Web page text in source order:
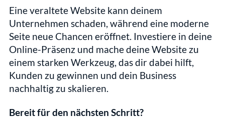
Eine veraltete Website kann deinem
Unternehmen schaden, während eine moderne
Seite neue Chancen eröffnet. Investiere in deine
Online-Präsenz und mache deine Website zu
einem starken Werkzeug, das dir dabei hilft,
Kunden zu gewinnen und dein Business
nachhaltig zu skalieren.
Bereit für den nächsten Schritt?